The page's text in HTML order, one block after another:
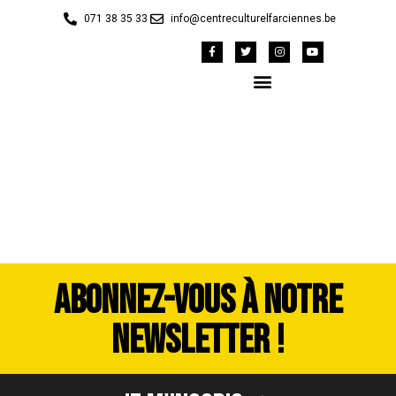
071 38 35 33 info@centreculturelfarciennes.be
ABONNEZ-VOUS À NOTRE
NEWSLETTER !